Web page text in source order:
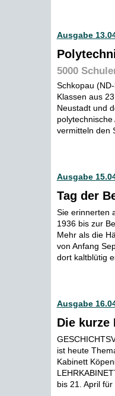
Ausgabe
5000
Schkopau
Klassen aus
Neustadt und
vermitteln den
Ausgabe
Tag der
Sie erinnerten
1936 bis zur
Mehr als die
von Anfang
dort kaltblütig
Ausgabe
Die kurze
ist heute
Kabinett
bis 21. April für